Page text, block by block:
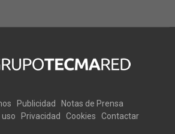
Publicidad
Notas de Prensa
uso
Privacidad Cookies Contactar